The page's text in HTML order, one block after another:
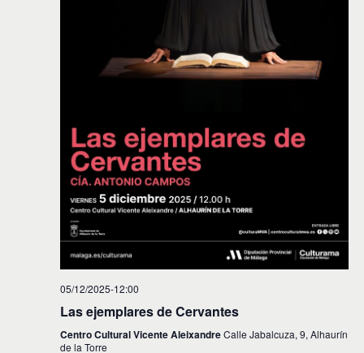
05/12/2025-12:00
Las ejemplares de Cervantes
Centro Cultural Vicente AleixandreCalle Jabalcuza, 9, Alhaurín
de la Torre